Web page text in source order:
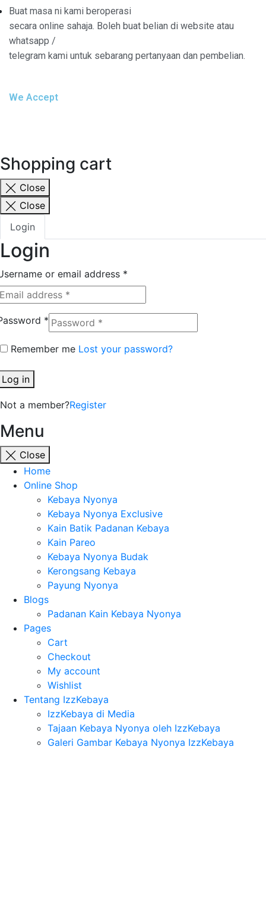
Buat masa ni kami beroperasi
secara online sahaja. Boleh buat belian di website atau
whatsapp /
telegram kami untuk sebarang pertanyaan dan pembelian.
We Accept
Shopping cart
Close
Close
Login
Login
or email address *
*
Remember me Lost your password?
Log in
Not a member?Register
Menu
Close
Home
Online Shop
Kebaya Nyonya
Kebaya Nyonya Exclusive
Kain Batik Padanan Kebaya
Kain Pareo
Kebaya Nyonya Budak
Kerongsang Kebaya
Payung Nyonya
Blogs
Padanan Kain Kebaya Nyonya
Pages
Cart
Checkout
My account
Wishlist
Tentang IzzKebaya
IzzKebaya di Media
Tajaan Kebaya Nyonya oleh IzzKebaya
Galeri Gambar Kebaya Nyonya IzzKebaya